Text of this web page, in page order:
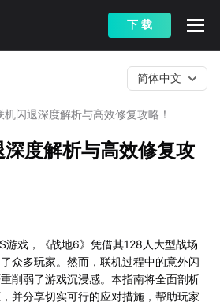
下 载
机闪退深度解析与高效修复攻略！
简体中文
度解析与高效修复攻
游戏，《战地6》凭借其128人大型战场
众多玩家。然而，联机过程中的意外闪
削弱了游戏沉浸感。本指南将全面剖析
并分享切实可行的应对措施，帮助玩家